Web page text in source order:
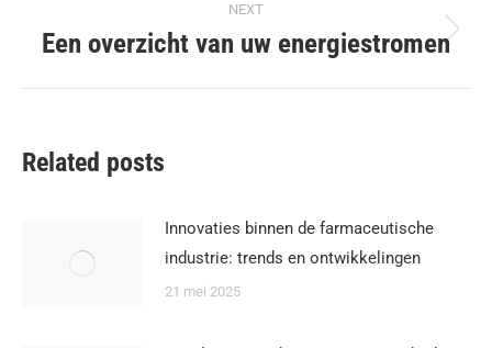
NEXT
Next
Een overzicht van uw energiestromen
Related posts
Innovaties binnen de farmaceutische
industrie: trends en ontwikkelingen
21 mei 2025